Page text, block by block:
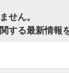
せん。
する最新情報